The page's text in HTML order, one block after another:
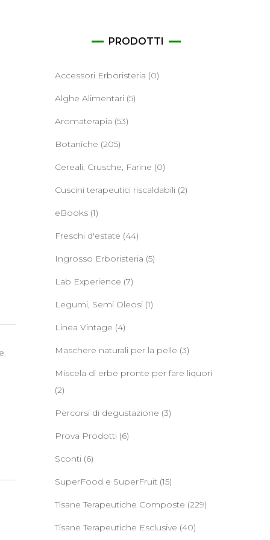
,
PRODOTTI
Accessori Erboristeria (0)
Alghe Alimentari (5)
Aromaterapia (53)
Botaniche (205)
Cereali, Crusche, Farine (0)
Cuscini terapeutici riscaldabili (2)
eBooks (1)
Freschi d'estate (44)
Ingrosso Erboristeria (5)
Lab Experience (7)
Legumi, Semi Oleosi (1)
Linea Vintage (4)
Maschere naturali per la pelle (3)
Miscela di erbe pronte per fare liquori
(2)
Percorsi di degustazione (3)
Prova Prodotti (6)
Sconti (6)
SuperFood e SuperFruit (15)
Tisane Terapeutiche Composte (229)
Tisane Terapeutiche Esclusive (40)